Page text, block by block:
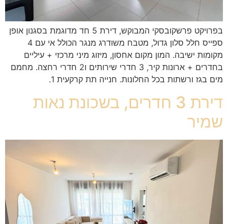
בפרויקט פרשקובסקי המבוקש, דירת 5 חד מדוגמת בסגנון אופן
ספייס חלל סלון גדול, מטבח משודרג מנגר הכולל אי עם 4
מקומות ישיבה. המון מקום אחסון, מיזוג מיני מרכזי + עיליים
בחדרים + ארונות קיר, 3 חדרי שירותים ו2 חדרי רחצה. מחמם
מים בגז ורשתות בכל החלונות. חנייה תת קרקעית 1.
דירת 3 חדרים, בשכונת נאות
שמיר